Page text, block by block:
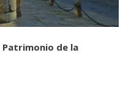
Patrimonio de la